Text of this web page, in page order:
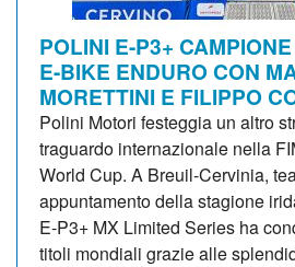
POLINI E-P3+
E-BIKE ENDURO CON
MORETTINI E FILIPPO
Polini Motori festeggia un altro
traguardo internazionale nella
World Cup. A Breuil-Cervinia,
appuntamento della stagione
E-P3+ MX Limited Series ha
titoli mondiali grazie alle